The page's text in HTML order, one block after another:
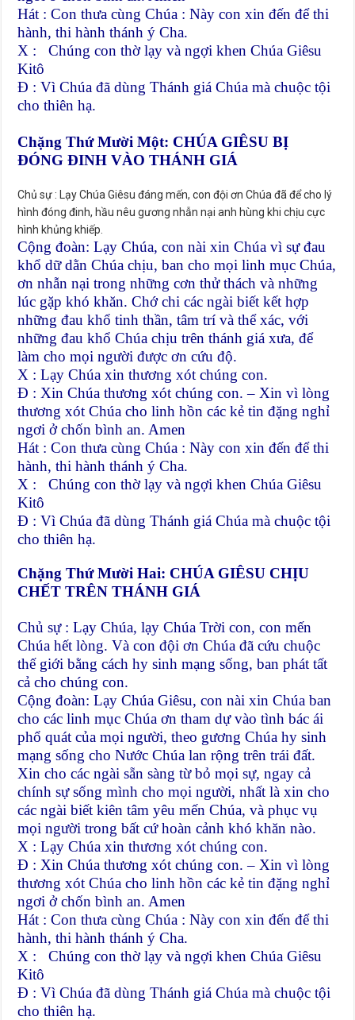
Hát : Con thưa cùng Chúa : Này con xin đến để thi
hành, thi hành thánh ý Cha.
X : Chúng con thờ lạy và ngợi khen Chúa Giêsu
Kitô
Đ : Vì Chúa đã dùng Thánh giá Chúa mà chuộc tội
cho thiên hạ.
Chặng Thứ Mười Một: CHÚA GIÊSU BỊ
ĐÓNG ĐINH VÀO THÁNH GIÁ
Chủ sự : Lạy Chúa Giêsu đáng mến, con đội ơn Chúa đã để cho lý
hình đóng đinh, hầu nêu gương nhẫn nại anh hùng khi chịu cực
hình khủng khiếp.
Cộng đoàn: Lạy Chúa, con nài xin Chúa vì sự đau
khổ dữ dằn Chúa chịu, ban cho mọi linh mục Chúa,
ơn nhẫn nại trong những cơn thử thách và những
lúc gặp khó khăn. Chớ chi các ngài biết kết hợp
những đau khổ tinh thần, tâm trí và thể xác, với
những đau khổ Chúa chịu trên thánh giá xưa, để
làm cho mọi người được ơn cứu độ.
X : Lạy Chúa xin thương xót chúng con.
Đ : Xin Chúa thương xót chúng con. – Xin vì lòng
thương xót Chúa cho linh hồn các kẻ tin đặng nghỉ
ngơi ở chốn bình an. Amen
Hát : Con thưa cùng Chúa : Này con xin đến để thi
hành, thi hành thánh ý Cha.
X : Chúng con thờ lạy và ngợi khen Chúa Giêsu
Kitô
Đ : Vì Chúa đã dùng Thánh giá Chúa mà chuộc tội
cho thiên hạ.
Chặng Thứ Mười Hai: CHÚA GIÊSU CHỊU
CHẾT TRÊN THÁNH GIÁ
Chủ sự : Lạy Chúa, lạy Chúa Trời con, con mến
Chúa hết lòng. Và con đội ơn Chúa đã cứu chuộc
thế giới bằng cách hy sinh mạng sống, ban phát tất
cả cho chúng con.
Cộng đoàn: Lạy Chúa Giêsu, con nài xin Chúa ban
cho các linh mục Chúa ơn tham dự vào tình bác ái
phổ quát của mọi người, theo gương Chúa hy sinh
mạng sống cho Nước Chúa lan rộng trên trái đất.
Xin cho các ngài sẵn sàng từ bỏ mọi sự, ngay cả
chính sự sống mình cho mọi người, nhất là xin cho
các ngài biết kiên tâm yêu mến Chúa, và phục vụ
mọi người trong bất cứ hoàn cảnh khó khăn nào.
X : Lạy Chúa xin thương xót chúng con.
Đ : Xin Chúa thương xót chúng con. – Xin vì lòng
thương xót Chúa cho linh hồn các kẻ tin đặng nghỉ
ngơi ở chốn bình an. Amen
Hát : Con thưa cùng Chúa : Này con xin đến để thi
hành, thi hành thánh ý Cha.
X : Chúng con thờ lạy và ngợi khen Chúa Giêsu
Kitô
Đ : Vì Chúa đã dùng Thánh giá Chúa mà chuộc tội
cho thiên hạ.